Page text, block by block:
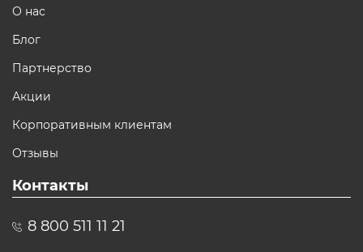
О нас
Блог
Партнерство
Акции
Корпоративным клиентам
Отзывы
Контакты
8 800 511 11 21